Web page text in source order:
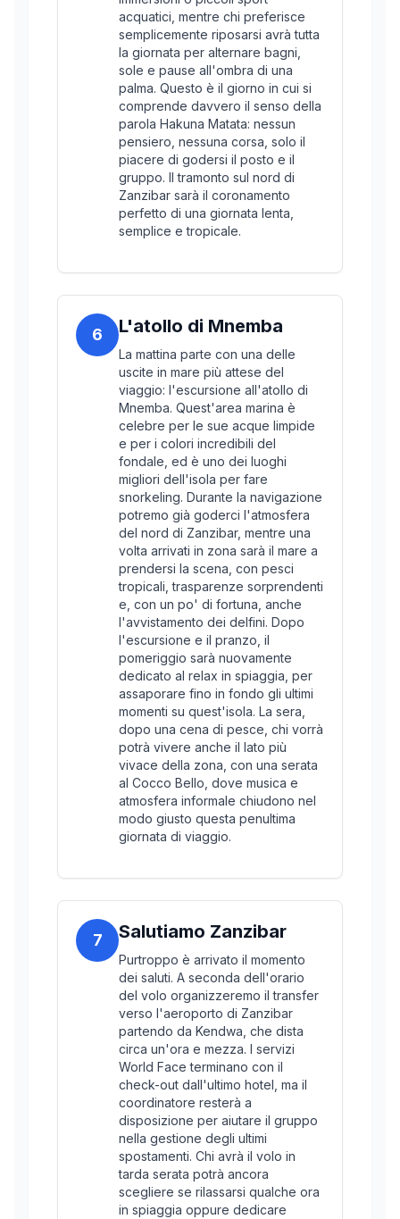
acquatici, mentre chi preferisce
semplicemente riposarsi avrà tutta
la giornata per alternare bagni,
sole e pause all'ombra di una
palma. Questo è il giorno in cui si
comprende davvero il senso della
parola Hakuna Matata: nessun
pensiero, nessuna corsa, solo il
piacere di godersi il posto e il
gruppo. Il tramonto sul nord di
Zanzibar sarà il coronamento
perfetto di una giornata lenta,
semplice e tropicale.
6 L'atollo di Mnemba
La mattina parte con una delle
uscite in mare più attese del
viaggio: l'escursione all'atollo di
Mnemba. Quest'area marina è
celebre per le sue acque limpide
e per i colori incredibili del
fondale, ed è uno dei luoghi
migliori dell'isola per fare
snorkeling. Durante la navigazione
potremo già goderci l'atmosfera
del nord di Zanzibar, mentre una
volta arrivati in zona sarà il mare a
prendersi la scena, con pesci
tropicali, trasparenze sorprendenti
e, con un po' di fortuna, anche
l'avvistamento dei delfini. Dopo
l'escursione e il pranzo, il
pomeriggio sarà nuovamente
dedicato al relax in spiaggia, per
assaporare fino in fondo gli ultimi
momenti su quest'isola. La sera,
dopo una cena di pesce, chi vorrà
potrà vivere anche il lato più
vivace della zona, con una serata
al Cocco Bello, dove musica e
atmosfera informale chiudono nel
modo giusto questa penultima
giornata di viaggio.
7 Salutiamo Zanzibar
Purtroppo è arrivato il momento
dei saluti. A seconda dell'orario
del volo organizzeremo il transfer
verso l'aeroporto di Zanzibar
partendo da Kendwa, che dista
circa un'ora e mezza. I servizi
World Face terminano con il
check-out dall'ultimo hotel, ma il
coordinatore resterà a
disposizione per aiutare il gruppo
nella gestione degli ultimi
spostamenti. Chi avrà il volo in
tarda serata potrà ancora
scegliere se rilassarsi qualche ora
in spiaggia oppure dedicare